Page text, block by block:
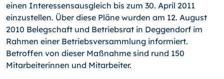
einen Interessensausgleich bis zum 30. April 2011
einzustellen. Über diese Pläne wurden am 12. August
2010 Belegschaft und Betriebsrat in Deggendorf im
Rahmen einer Betriebsversammlung informiert.
Betroffen von dieser Maßnahme sind rund 150
Mitarbeiterinnen und Mitarbeiter.